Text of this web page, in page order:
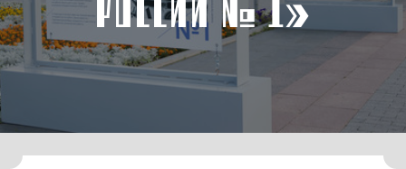
РОССИИ № 1»